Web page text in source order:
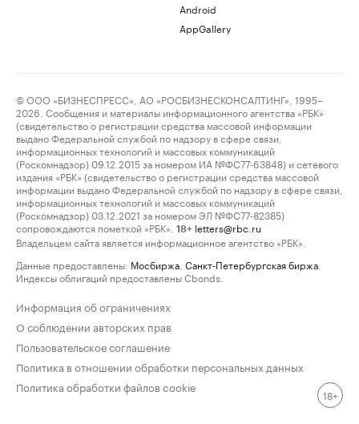
Android
AppGallery
© ООО «БИЗНЕСПРЕСС», АО «РОСБИЗНЕСКОНСАЛТИНГ», 1995–
2026. Сообщения и материалы информационного агентства «РБК»
(свидетельство о регистрации средства массовой информации
выдано Федеральной службой по надзору в сфере связи,
информационных технологий и массовых коммуникаций
(Роскомнадзор) 09.12.2015 за номером ИА №ФС77-63848) и сетевого
издания «РБК» (свидетельство о регистрации средства массовой
информации выдано Федеральной службой по надзору в сфере связи,
информационных технологий и массовых коммуникаций
(Роскомнадзор) 03.12.2021 за номером ЭЛ №ФС77-82385)
сопровождаются пометкой «РБК».
18+ letters@rbc.ru
Владельцем сайта является информационное агентство «РБК».
Данные предоставлены: Мосбиржа Санкт-Петербургская биржа
Индексы облигаций предоставлены Cbonds.
Информация об ограничениях
О соблюдении авторских прав
Пользовательское соглашение
Политика в отношении обработки персональных данных
Политика обработки файлов cookie
18+